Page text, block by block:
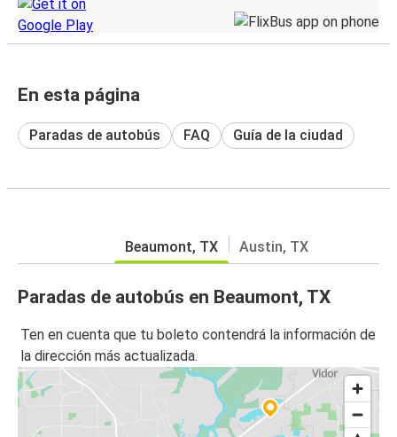
En esta página
Paradas de autobús FAQ Guía de la ciudad
Beaumont, TX Austin, TX
Paradas de autobús en Beaumont, TX
Ten en cuenta que tu boleto contendrá la información de
la dirección más actualizada.